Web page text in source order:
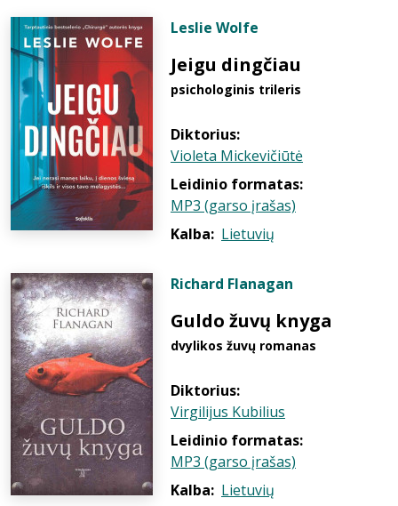
Leslie Wolfe
Jeigu dingčiau
psichologinis trileris
Diktorius:
Violeta Mickevičiūtė
Leidinio formatas:
MP3 (garso įrašas)
Kalba: Lietuvių
Richard Flanagan
Guldo žuvų knyga
dvylikos žuvų romanas
Diktorius:
Virgilijus Kubilius
Leidinio formatas:
MP3 (garso įrašas)
Kalba: Lietuvių